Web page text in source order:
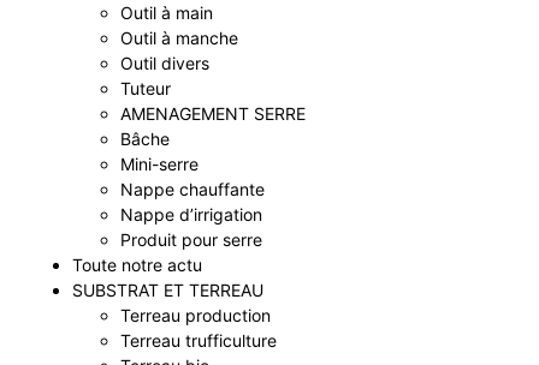
Outil à main
Outil à manche
Outil divers
Tuteur
AMENAGEMENT SERRE
Bâche
Mini-serre
Nappe chauffante
Nappe d’irrigation
Produit pour serre
Toute notre actu
SUBSTRAT ET TERREAU
Terreau production
Terreau trufficulture